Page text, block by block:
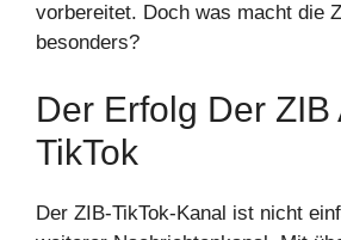
vorbereitet. Doch was macht die
besonders?
Der Erfolg Der ZIB
TikTok
Der ZIB-TikTok-Kanal ist nicht